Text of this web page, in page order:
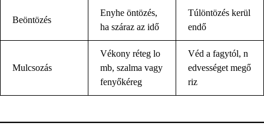
Beöntözés
Enyhe öntözés,
ha száraz az idő
Túlöntözés kerül
endő
Mulcsozás
Vékony réteg lo
mb, szalma vagy
fenyőkéreg
Véd a fagytól, n
edvességet megő
riz